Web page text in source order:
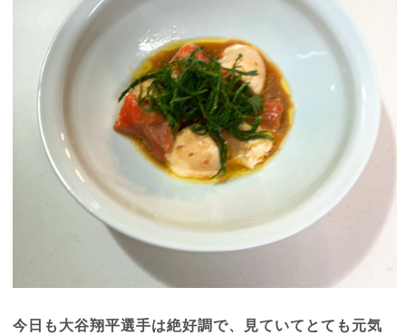
今日も大谷翔平選手は絶好調で、見ていてとても元気